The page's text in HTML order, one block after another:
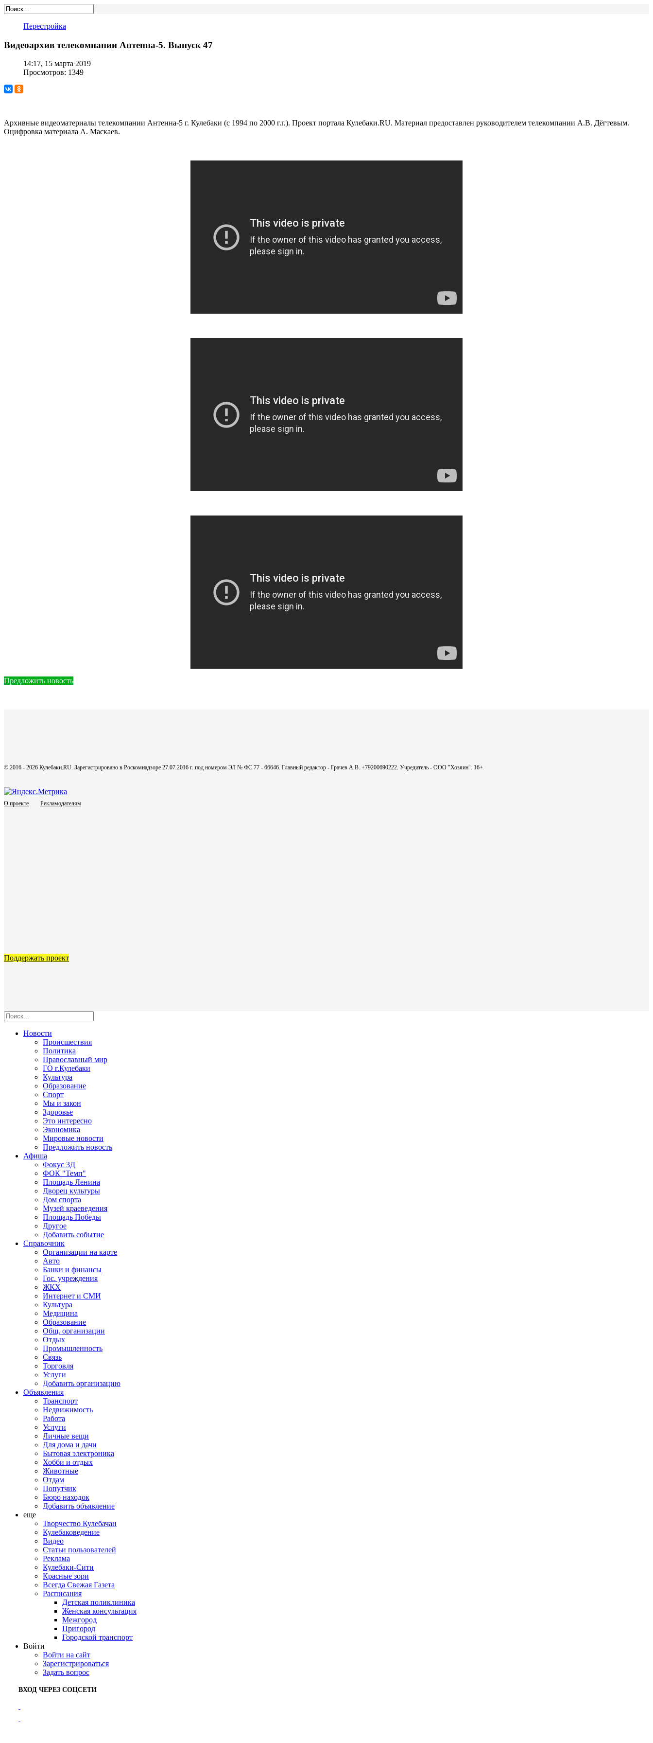
Перестройка
Видеоархив телекомпании Антенна-5. Выпуск 47
14:17, 15 марта 2019
Просмотров: 1349
Архивные видеоматериалы телекомпании Антенна-5 г. Кулебаки (с 1994 по 2000 г.г.). Проект портала Кулебаки.RU. Материал предоставлен руководителем телекомпании А.В. Дёгтевым.
Оцифровка материала А. Маскаев.
Предложить новость
© 2016 - 2026 Кулебаки.RU. Зарегистрировано в Роскомнадзоре 27.07.2016 г. под номером ЭЛ № ФС 77 - 66646. Главный редактор - Грачев А.В. +79200690222. Учредитель - ООО "Хозяин". 16+
О проекте Рекламодателям
Поддержать проект
Новости
Происшествия
Политика
Православный мир
ГО г.Кулебаки
Культура
Образование
Спорт
Мы и закон
Здоровье
Это интересно
Экономика
Мировые новости
Предложить новость
Афиша
Фокус 3Д
ФОК "Темп"
Площадь Ленина
Дворец культуры
Дом спорта
Музей краеведения
Площадь Победы
Другое
Добавить событие
Справочник
Организации на карте
Авто
Банки и финансы
Гос. учреждения
ЖКХ
Интернет и СМИ
Культура
Медицина
Образование
Общ. организации
Отдых
Промышленность
Связь
Торговля
Услуги
Добавить организацию
Объявления
Транспорт
Недвижимость
Работа
Услуги
Личные вещи
Для дома и дачи
Бытовая электроника
Хобби и отдых
Животные
Отдам
Попутчик
Бюро находок
Добавить объявление
еще
Творчество Кулебачан
Кулебаковедение
Видео
Статьи пользователей
Реклама
Кулебаки-Сити
Красные зори
Всегда Свежая Газета
Расписания
Детская поликлиника
Женская консультация
Межгород
Пригород
Городской транспорт
Войти
Войти на сайт
Зарегистрироваться
Задать вопрос
ВХОД ЧЕРЕЗ СОЦСЕТИ